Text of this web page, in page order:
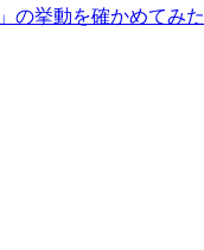
の挙動を確かめてみた